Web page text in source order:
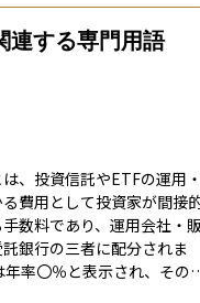
連する専門用語
、投資信託やETFの運用・
費用として投資家が間接
数料であり、運用会社・
銀行の三者に配分されま